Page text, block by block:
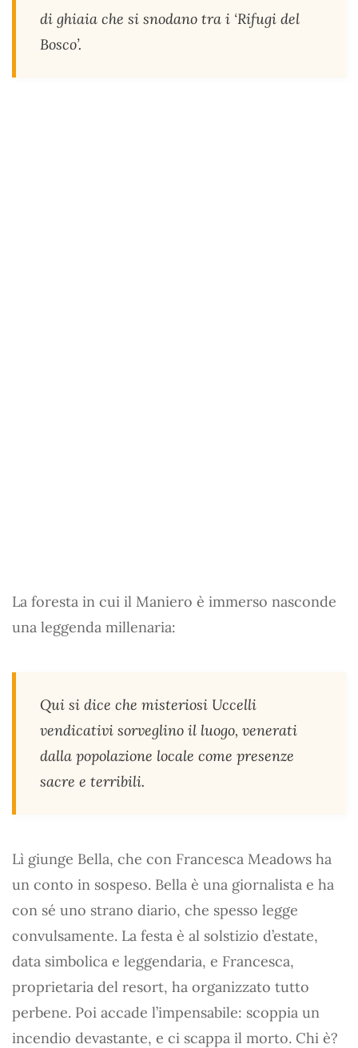
di ghiaia che si snodano tra i ‘Rifugi del
Bosco’.
La foresta in cui il Maniero è immerso nasconde
una leggenda millenaria:
Qui si dice che misteriosi Uccelli
vendicativi sorveglino il luogo, venerati
dalla popolazione locale come presenze
sacre e terribili.
Lì giunge Bella, che con Francesca Meadows ha
un conto in sospeso. Bella è una giornalista e ha
con sé uno strano diario, che spesso legge
convulsamente. La festa è al solstizio d’estate,
data simbolica e leggendaria, e Francesca,
proprietaria del resort, ha organizzato tutto
perbene. Poi accade l’impensabile: scoppia un
incendio devastante, e ci scappa il morto. Chi è?